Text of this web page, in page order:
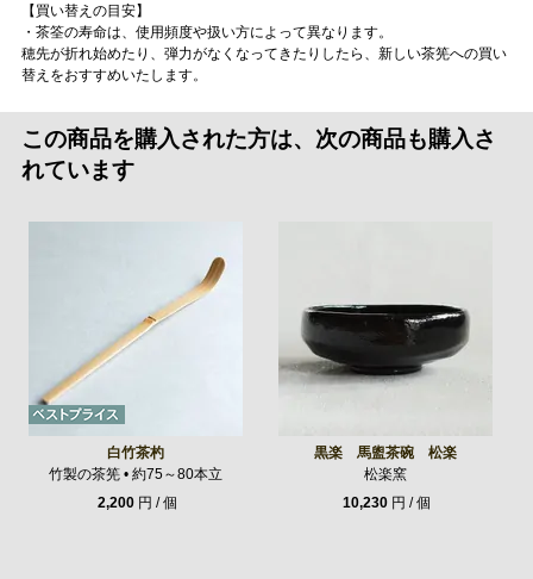
【買い替えの目安】
・茶筌の寿命は、使用頻度や扱い方によって異なります。
穂先が折れ始めたり、弾力がなくなってきたりしたら、新しい茶筅への買い
替えをおすすめいたします。
この商品を購入された方は、次の商品も購入さ
れています
白竹茶杓
竹製の茶筅 • 約75～80本立
2,200円 / 個
黒楽 馬盥茶碗 松楽
松楽窯
10,230 円 / 個